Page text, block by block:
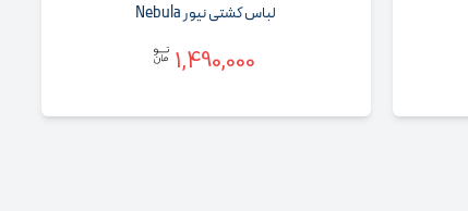
لباس کشتی نیور Nebula
1,490,000